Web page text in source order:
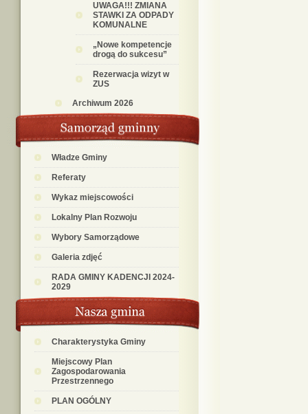
UWAGA!!! ZMIANA
STAWKI ZA ODPADY
KOMUNALNE
„Nowe kompetencje
drogą do sukcesu”
Rezerwacja wizyt w
ZUS
Archiwum 2026
Władze Gminy
Referaty
Wykaz miejscowości
Lokalny Plan Rozwoju
Wybory Samorządowe
Galeria zdjęć
RADA GMINY KADENCJI 2024-
2029
Charakterystyka Gminy
Miejscowy Plan
Zagospodarowania
Przestrzennego
PLAN OGÓLNY